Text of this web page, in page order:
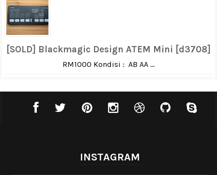
[SOLD] Blackmagic Design ATEM Mini [d3708]
RM1000 Kondisi : AB AA ...
INSTAGRAM